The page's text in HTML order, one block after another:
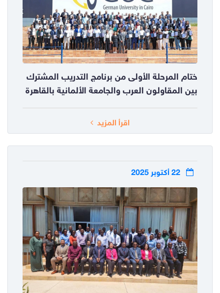
ختام المرحلة الأولى من برنامج التدريب المشترك
بين المقاولون العرب والجامعة الألمانية بالقاهرة
اقرأ المزيد